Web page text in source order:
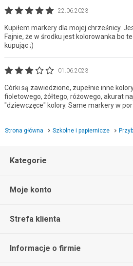
22.06.2023
Kupiłem markery dla mojej chrześnicy.
Fajnie, że w środku jest kolorowanka bo
kupując ;)
01.06.2023
Córki są zawiedzione, zupełnie inne
fioletowego, żółtego, różowego, akurat
"dziewczęce" kolory. Same markery w
Strona główna Szkolne i papiernicze
Kategorie
Moje konto
Strefa klienta
Informacje o firmie